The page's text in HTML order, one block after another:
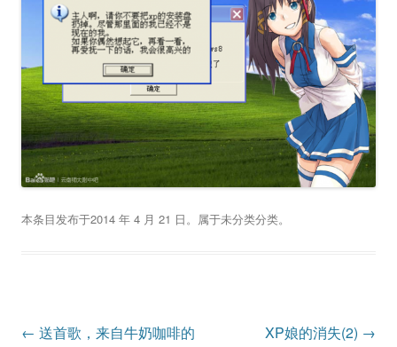
本条目发布于2014 年 4 月 21 日。属于未分类分类。
文
← 送首歌，来自牛奶咖啡的
XP娘的消失(2) →